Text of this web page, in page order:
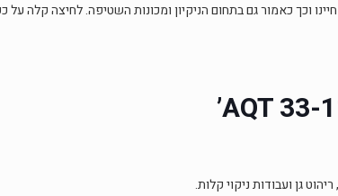
וכך כאמור גם בתחום הניקיון ומכונות השטיפה. לחיצה קלה
AQT 33-
גן ועבודות ניקוי קלות.